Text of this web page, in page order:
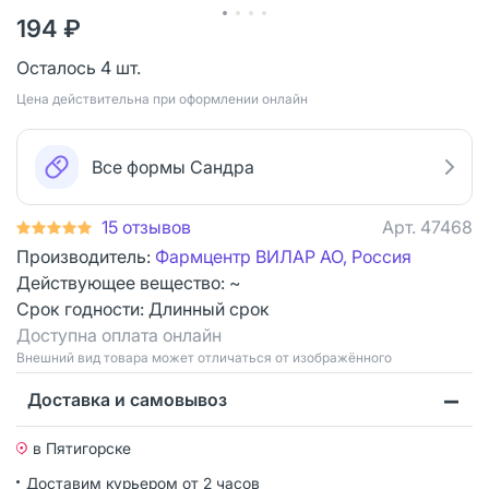
194 ₽
Осталось 4 шт.
Цена действительна при оформлении онлайн
Все формы Сандра
15 отзывов Арт. 47468
Производитель: Фармцентр ВИЛАР АО, Россия
Действующее вещество: ~
Срок годности: Длинный срок
Доступна оплата онлайн
Bнешний вид товара может отличаться от изображённого
Доставка и самовывоз
в Пятигорске
Доставим курьером от 2 часов